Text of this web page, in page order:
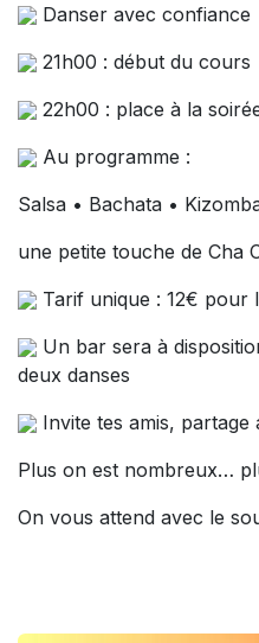
Danser avec confiance
21h00 : début du cours
22h00 : place à la
Au programme :
Salsa • Bachata •
une petite touche de Cha
Tarif unique : 12€ pour
Un bar sera à
deux danses
Invite tes amis, partage
Plus on est nombreux…
On vous attend avec le